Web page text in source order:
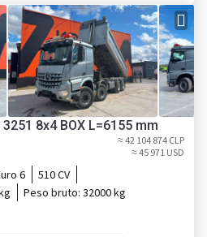
8x4 BOX L=6155 mm
≈ 42 104 874 CLP
≈ 45 971 USD
6
510 CV
Peso bruto: 32000 kg